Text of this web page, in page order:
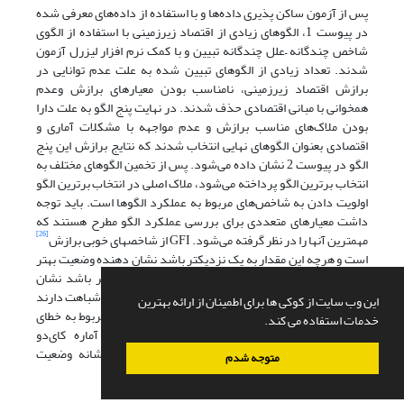
این وب سایت از کوکی ها برای اطمینان از ارائه بهترین
خدمات استفاده می کند.
متوجه شدم
پس از آزمون ساکن پذیری داده‌ها و با استفاده از داده‌های معرفی شده
در پیوست 1، الگوهای زیادی از اقتصاد زیرزمینی با استفاده از الگوی
شاخص چندگانه –علل چندگانه تبیین و با کمک نرم افزار لیزرل آزمون
شدند. تعداد زیادی از الگوهای تبیین شده به علت عدم توانایی در
برازش اقتصاد زیرزمینی، نامناسب بودن معیارهای برازش وعدم
همخوانی با مبانی اقتصادی حذف شدند. در نهایت پنج الگو به علت دارا
بودن ملاک‌های مناسب برازش و عدم مواجهه با مشکلات آماری و
اقتصادی بعنوان الگوهای نهایی انتخاب شدند که نتایج برازش این پنج
الگو در پیوست 2 نشان داده می‌شود. پس از تخمین الگوهای مختلف به
انتخاب برترین الگو پرداخته می‌شود، ملاک اصلی در انتخاب برترین الگو
اولویت دادن به شاخص‌های مربوط به عملکرد الگوها است. باید توجه
داشت معیارهای متعددی برای بررسی عملکرد الگو مطرح هستند که
مهمترین آنها را در نظر گرفته می‌شود. GFI از شاخصهای خوبی برازش [26]
است و هرچه این مقدار به یک نزدیکتر باشد نشان دهنده وضعیت بهتر
الگو است و همچنین ضریب تعیین (R2)که هرچه بیشتر باشد نشان
دهنده سازگاری بالاتر الگو است. هرچند GFI و R2 به هم شباهت دارند
اما R2 مربوط به رگرسیون خطا واریانس است ولی GFIمربوط به خطای
واریانس کوواریانس است. ECVI مانند آماره کای‌دو
ملاک‌های بدی برازش هستند و پایین‌تر بودن آنها نشانه وضعیت
مناسب‌تر الگو است.